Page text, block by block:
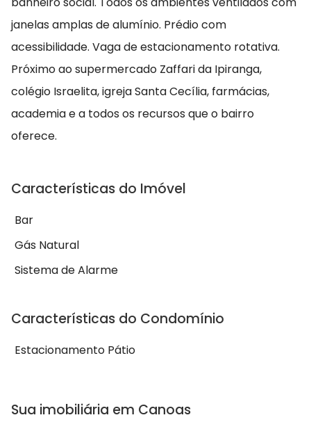
janelas amplas de alumínio. Prédio com
acessibilidade. Vaga de estacionamento rotativa.
Próximo ao supermercado Zaffari da Ipiranga,
colégio Israelita, igreja Santa Cecília, farmácias,
academia e a todos os recursos que o bairro
oferece.
Características do Imóvel
Bar
Gás Natural
Sistema de Alarme
Características do Condomínio
Estacionamento Pátio
Sua imobiliária em Canoas